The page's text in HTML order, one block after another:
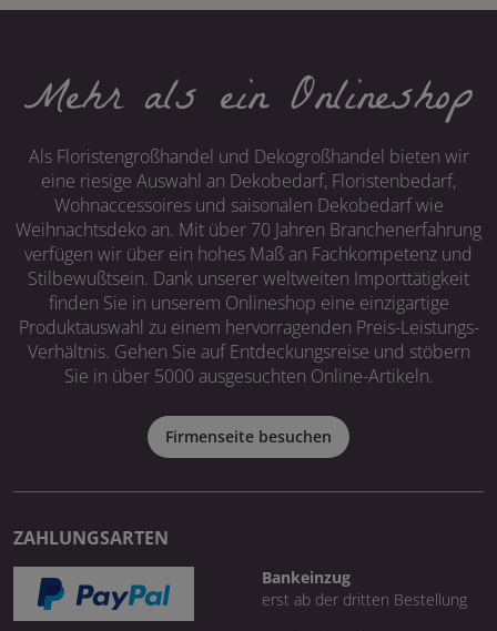
Mehr als ein Onlineshop
Als Floristengroßhandel und Dekogroßhandel bieten wir
eine riesige Auswahl an Dekobedarf, Floristenbedarf,
Wohnaccessoires und saisonalen Dekobedarf wie
Weihnachtsdeko an. Mit über 70 Jahren Branchenerfahrung
verfügen wir über ein hohes Maß an Fachkompetenz und
Stilbewußtsein. Dank unserer weltweiten Importtätigkeit
finden Sie in unserem Onlineshop eine einzigartige
Produktauswahl zu einem hervorragenden Preis-Leistungs-
Verhältnis. Gehen Sie auf Entdeckungsreise und stöbern
Sie in über 5000 ausgesuchten Online-Artikeln.
Firmenseite besuchen
ZAHLUNGSARTEN
Bankeinzug
erst ab der dritten Bestellung